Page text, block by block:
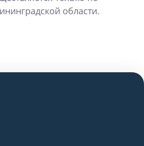
области.